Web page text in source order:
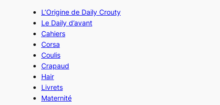
L’Origine de Daily Crouty
Le Daily d’avant
Cahiers
Corsa
Coulis
Crapaud
Hair
Livrets
Maternité